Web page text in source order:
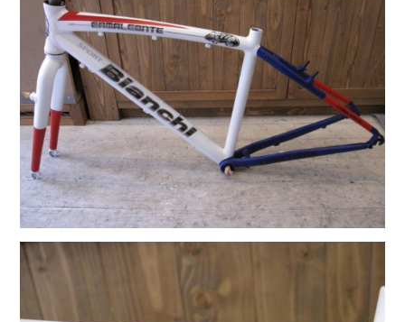
FLAMEbike限定車
FUJI（フジ）
GIOS（ジオス）
KUWAHARA（クワハラ）
MASI（マージ）
PASHLEY（パシュレー）
RITEWAY（ライトウェイ）
tern（ターン）
tern Crest
tern SURGE
option & parts
カスタム ペイント
マルイのかわいいキャップ